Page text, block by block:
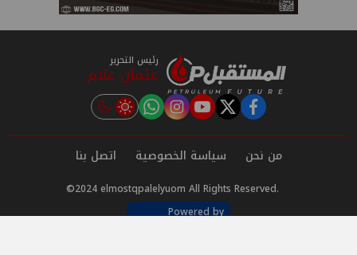
رئيس التحرير
عثمان علام
facebook
twitter
youtube
instagram
tiktok
من نحن سياسة الخصوصية اتصل بنا
©2024 elmostqpalelyuom All Rights Reserved.
Powered by